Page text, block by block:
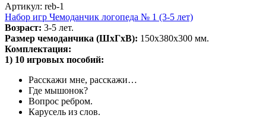
Артикул: reb-1
Набор игр Чемоданчик логопеда № 1 (3-5 лет)
Возраст: 3-5 лет.
Размер чемоданчика (ШхГхВ): 150х380х300 мм.
Комплектация:
1) 10 игровых пособий:
Расскажи мне, расскажи…
Где мышонок?
Вопрос ребром.
Карусель из слов.